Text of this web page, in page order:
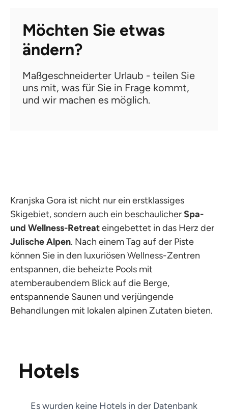
Möchten Sie etwas
ändern?
Maßgeschneiderter Urlaub - teilen Sie
uns mit, was für Sie in Frage kommt,
und wir machen es möglich.
Kranjska Gora ist nicht nur ein erstklassiges
Skigebiet, sondern auch ein beschaulicherSpa-
und Wellness-Retreateingebettet in das Herz der
Julische Alpen. Nach einem Tag auf der Piste
können Sie in den luxuriösen Wellness-Zentren
entspannen, die beheizte Pools mit
atemberaubendem Blick auf die Berge,
entspannende Saunen und verjüngende
Behandlungen mit lokalen alpinen Zutaten bieten.
Hotels
Es wurden keine Hotels in der Datenbank